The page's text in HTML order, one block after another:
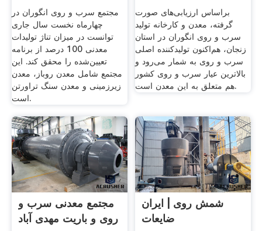
مجتمع سرب و روی انگوران در
چهارماه نخست سال جاری
توانست در میزان تناژ تولیدات
معدنی 100 درصد از برنامه
تعیین‌شده را محقق کند. این
مجتمع شامل معدن روباز، معدن
زیرزمینی و معدن سنگ تراورتن
است.
براساس ارزیابی‌های صورت
گرفته، معدن و کارخانه تولید
سرب و روی انگوران در استان
زنجان، هم‌اکنون تولیدکننده اصلی
سرب و روی به شمار می‌رود و
بالاترین عیار سرب و روی کشور
هم متعلق به این معدن است.
مجتمع معدنی سرب و
روی و باریت مهدی آباد
شمش روی | ایران
ضایعات